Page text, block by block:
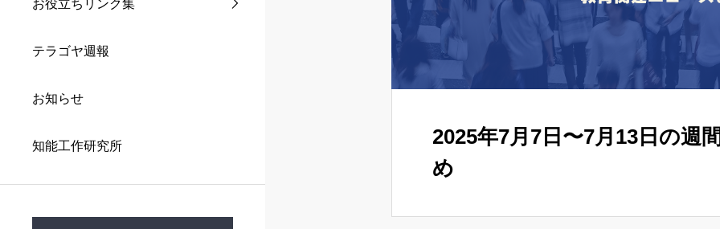
お役立ちリンク集
テラゴヤ週報
お知らせ
知能工作研究所
2025年7月7日〜7月13日の週
め